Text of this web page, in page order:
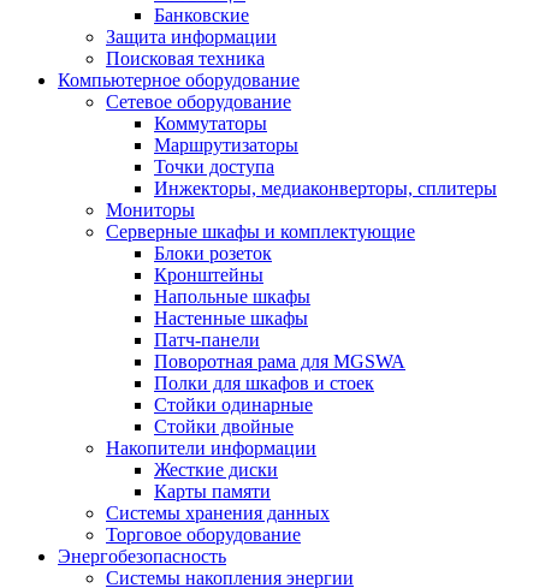
Банковские
Защита информации
Поисковая техника
Компьютерное оборудование
Сетевое оборудование
Коммутаторы
Маршрутизаторы
Точки доступа
Инжекторы, медиаконверторы, сплитеры
Мониторы
Серверные шкафы и комплектующие
Блоки розеток
Кронштейны
Напольные шкафы
Настенные шкафы
Патч-панели
Поворотная рама для MGSWA
Полки для шкафов и стоек
Стойки одинарные
Стойки двойные
Накопители информации
Жесткие диски
Карты памяти
Системы хранения данных
Торговое оборудование
Энергобезопасность
Системы накопления энергии